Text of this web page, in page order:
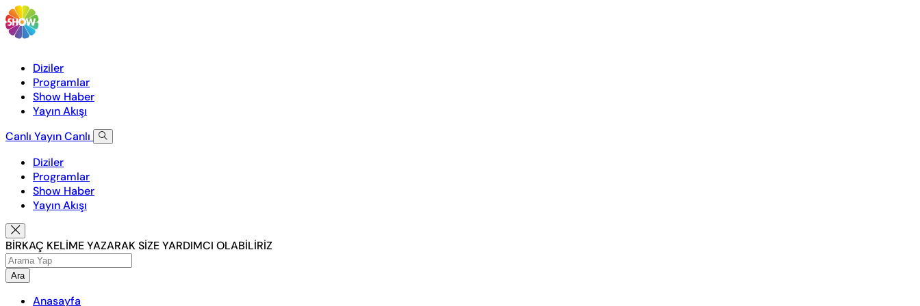
Diziler
Programlar
Show Haber
Yayın Akışı
Canlı YayınCanlı
Diziler
Programlar
Show Haber
Yayın Akışı
BİRKAÇ KELİME YAZARAK SİZE YARDIMCI OLABİLİRİZ
Ara
Anasayfa